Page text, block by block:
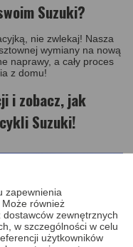
Suzuki?
nie zwlekaj! Nasza
wymiany na nową
naprawy, a cały proces
z domu!
i zobacz, jak
Suzuki!
zapewnienia
Może również
dostawców zewnętrznych
w szczególności w celu
użytkowników